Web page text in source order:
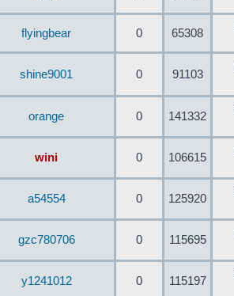
flyingbear 0 65308
shine9001 0 91103
orange 0 141332
wini 0 106615
a54554 0 125920
gzc780706 0 115695
y1241012 0 115197